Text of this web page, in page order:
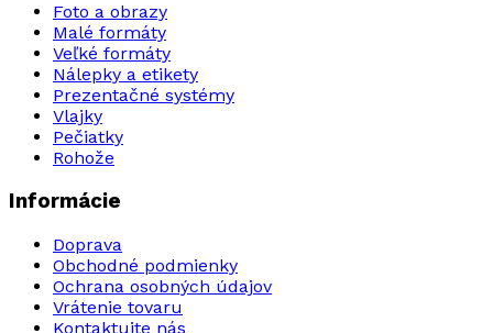
Foto a obrazy
Malé formáty
Veľké formáty
Nálepky a etikety
Prezentačné systémy
Vlajky
Pečiatky
Rohože
Informácie
Doprava
Obchodné podmienky
Ochrana osobných údajov
Vrátenie tovaru
Kontaktujte nás